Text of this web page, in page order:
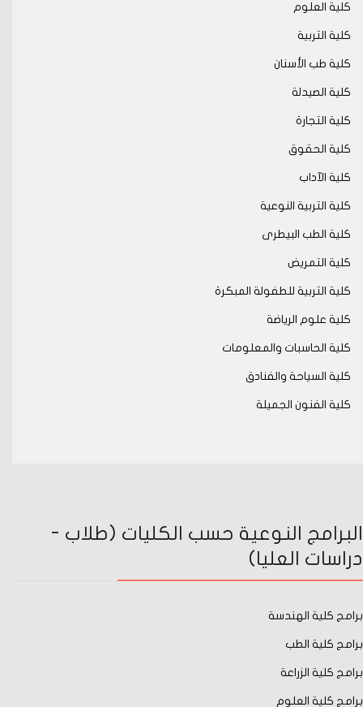
كلية العلوم
كلية التربية
كلية طب الأسنان
كلية الصيدلة
كلية التجارة
كلية الحقوق
كلية الآداب
كلية التربية النوعية
كلية الطب البيطرى
كلية التمريض
كلية التربية للطفولة المبكرة
كلية علوم الرياضة
كلية الحاسبات والمعلومات
كلية السياحة والفنادق
كلية الفنون الجميلة
البرامج النوعية حسب الكليات (طلاب -
دراسات العليا)
برامج كلية الهندسة
برامج كلية الطب
برامج كلية الزراعة
برامج كلية العلوم